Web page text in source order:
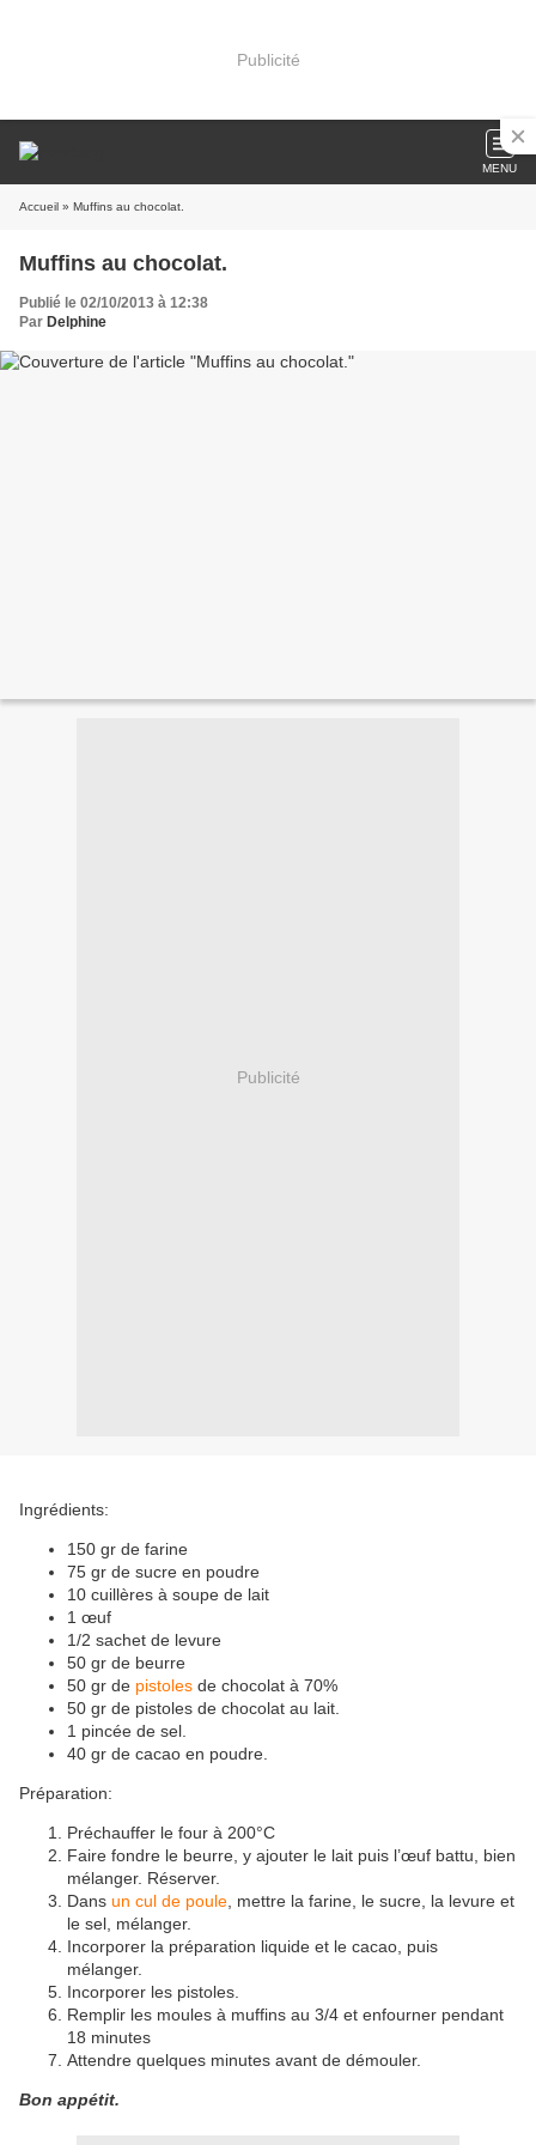
Publicité
MENU
Accueil » Muffins au chocolat.
Muffins au chocolat.
Publié le 02/10/2013 à 12:38
Par Delphine
Publicité
Ingrédients:
150 gr de farine
75 gr de sucre en poudre
10 cuillères à soupe de lait
1 œuf
1/2 sachet de levure
50 gr de beurre
50 gr de pistoles de chocolat à 70%
50 gr de pistoles de chocolat au lait.
1 pincée de sel.
40 gr de cacao en poudre.
Préparation:
Préchauffer le four à 200°C
Faire fondre le beurre, y ajouter le lait puis l’œuf battu, bien
mélanger. Réserver.
Dans un cul de poule , mettre la farine, le sucre, la levure et
le sel, mélanger.
Incorporer la préparation liquide et le cacao, puis
mélanger.
Incorporer les pistoles.
Remplir les moules à muffins au 3/4 et enfourner pendant
18 minutes
Attendre quelques minutes avant de démouler.
Bon appétit.